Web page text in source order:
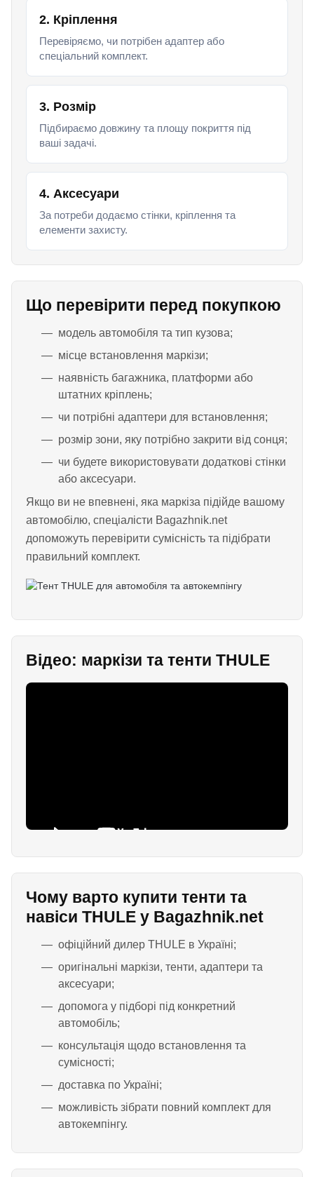
2. Кріплення
Перевіряємо, чи потрібен адаптер або
спеціальний комплект.
3. Розмір
Підбираємо довжину та площу покриття під
ваші задачі.
4. Аксесуари
За потреби додаємо стінки, кріплення та
елементи захисту.
Що перевірити перед покупкою
модель автомобіля та тип кузова;
місце встановлення маркізи;
наявність багажника, платформи або
штатних кріплень;
чи потрібні адаптери для встановлення;
розмір зони, яку потрібно закрити від сонця;
чи будете використовувати додаткові стінки
або аксесуари.
Якщо ви не впевнені, яка маркіза підійде вашому
автомобілю, спеціалісти Bagazhnik.net
допоможуть перевірити сумісність та підібрати
правильний комплект.
Відео: маркізи та тенти THULE
Чому варто купити тенти та
навіси THULE у Bagazhnik.net
офіційний дилер THULE в Україні;
оригінальні маркізи, тенти, адаптери та
аксесуари;
допомога у підборі під конкретний
автомобіль;
консультація щодо встановлення та
сумісності;
доставка по Україні;
можливість зібрати повний комплект для
автокемпінгу.